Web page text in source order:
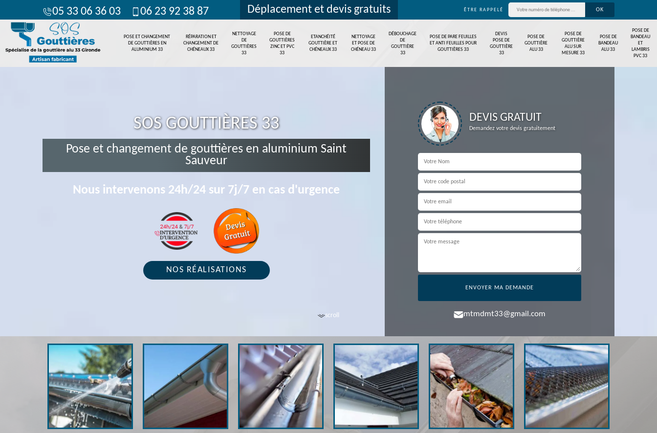
05 33 06 36 03 06 23 92 38 87 Déplacement et devis gratuits ÊTRE RAPPELÉ
POSE ET CHANGEMENT
DE GOUTTIÈRES EN
ALUMINIUM 33
RÉPARATION ET
CHANGEMENT DE
CHÉNEAUX 33
NETTOYAGE
DE
GOUTTIÈRES
33
POSE DE
GOUTTIÈRES
ZINC ET PVC
33
ETANCHÉITÉ
GOUTTIÈRE ET
CHÉNEAUX 33
NETTOYAGE
ET POSE DE
CHÉNEAU 33
DÉBOUCHAGE
DE
GOUTTIÈRE
33
POSE DE PARE FEUILLES
ET ANTI FEUILLES POUR
GOUTTIÈRES 33
DEVIS
POSE DE
GOUTTIÈRE
33
POSE DE
GOUTTIÈRE
ALU 33
POSE DE
GOUTTIÈRE
ALU SUR
MESURE 33
POSE DE
BANDEAU
ALU 33
POSE DE
BANDEAU
ET
LAMBRIS
PVC 33
scroll
SOS GOUTTIÈRES 33
Pose et changement de gouttières en aluminium Saint
Sauveur
Nous intervenons 24h/24 sur 7j/7 en cas d'urgence
NOS RÉALISATIONS
DEVIS GRATUIT
Demandez votre devis gratuitement
mtmdmt33@gmail.com